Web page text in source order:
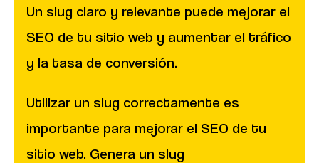
Un slug claro y relevante puede mejorar el
SEO de tu sitio web y aumentar el tráfico
y la tasa de conversión.
Utilizar un slug correctamente es
importante para mejorar el SEO de tu
sitio web. Genera un slug